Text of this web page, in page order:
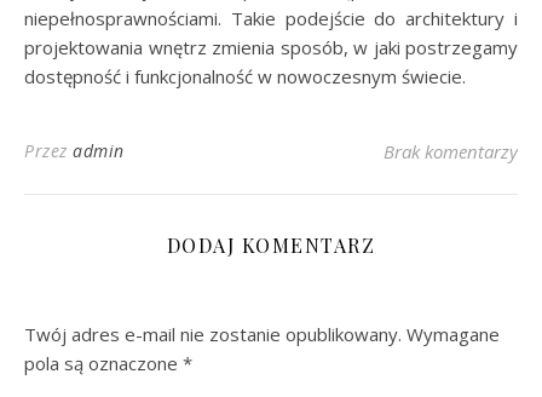
niepełnosprawnościami. Takie podejście do architektury i
projektowania wnętrz zmienia sposób, w jaki postrzegamy
dostępność i funkcjonalność w nowoczesnym świecie.
Przez admin Brak komentarzy
DODAJ KOMENTARZ
Twój adres e-mail nie zostanie opublikowany. Wymagane
pola są oznaczone *